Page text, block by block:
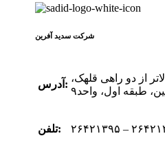
شرکت سدید‌ آفرین
آدرس:
از دو راهی قلهک،
طبقه اول، واحد۹
تلفن: – ۲۶۴۲۱۴۷۵